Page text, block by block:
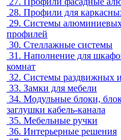
28. Профили для
29. Системы
профилей
30. Стеллажные системы
31. Наполнение для
комнат
32. Системы раздвижных
33. Замки для мебели
34. Модульные блоки,
заглушки кабель-канала
35. Мебельные ручки
36. Интерьерные решения